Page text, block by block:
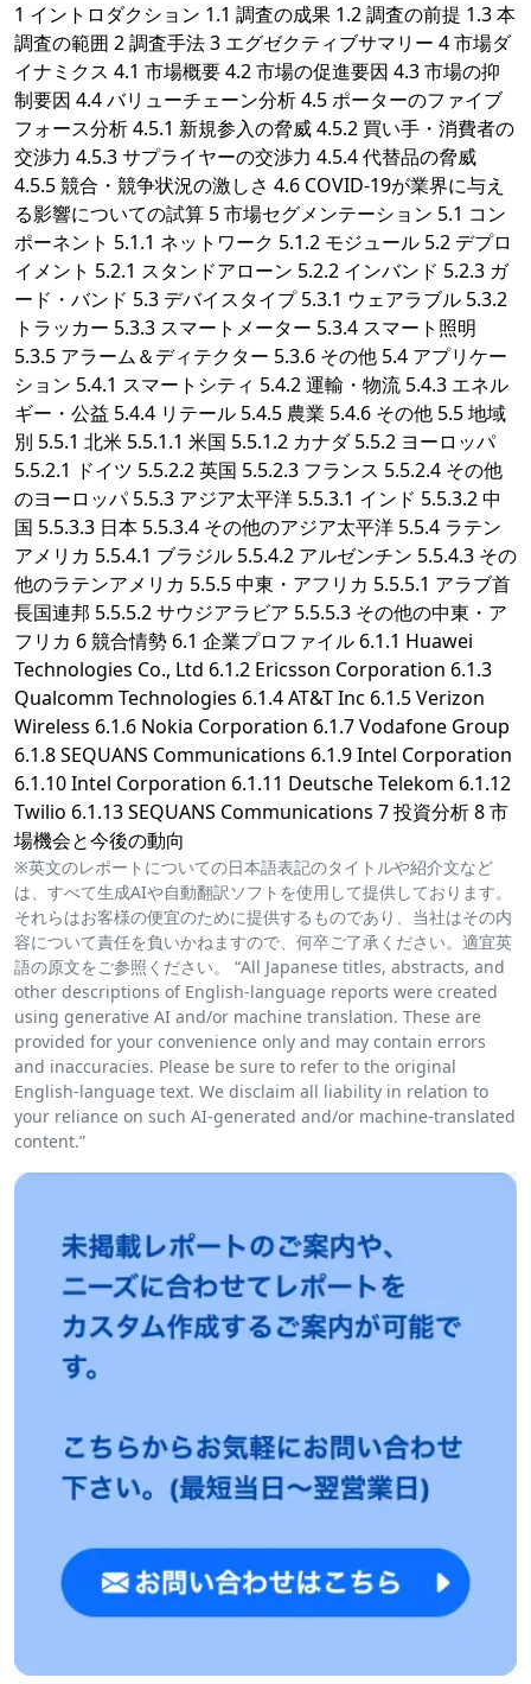
1 イントロダクション 1.1 調査の成果 1.2 調査の前提 1.3 本
調査の範囲 2 調査手法 3 エグゼクティブサマリー 4 市場ダ
イナミクス 4.1 市場概要 4.2 市場の促進要因 4.3 市場の抑
制要因 4.4 バリューチェーン分析 4.5 ポーターのファイブ
フォース分析 4.5.1 新規参入の脅威 4.5.2 買い手・消費者の
交渉力 4.5.3 サプライヤーの交渉力 4.5.4 代替品の脅威
4.5.5 競合・競争状況の激しさ 4.6 COVID-19が業界に与え
る影響についての試算 5 市場セグメンテーション 5.1 コン
ポーネント 5.1.1 ネットワーク 5.1.2 モジュール 5.2 デプロ
イメント 5.2.1 スタンドアローン 5.2.2 インバンド 5.2.3 ガ
ード・バンド 5.3 デバイスタイプ 5.3.1 ウェアラブル 5.3.2
トラッカー 5.3.3 スマートメーター 5.3.4 スマート照明
5.3.5 アラーム＆ディテクター 5.3.6 その他 5.4 アプリケー
ション 5.4.1 スマートシティ 5.4.2 運輸・物流 5.4.3 エネル
ギー・公益 5.4.4 リテール 5.4.5 農業 5.4.6 その他 5.5 地域
別 5.5.1 北米 5.5.1.1 米国 5.5.1.2 カナダ 5.5.2 ヨーロッパ
5.5.2.1 ドイツ 5.5.2.2 英国 5.5.2.3 フランス 5.5.2.4 その他
のヨーロッパ 5.5.3 アジア太平洋 5.5.3.1 インド 5.5.3.2 中
国 5.5.3.3 日本 5.5.3.4 その他のアジア太平洋 5.5.4 ラテン
アメリカ 5.5.4.1 ブラジル 5.5.4.2 アルゼンチン 5.5.4.3 その
他のラテンアメリカ 5.5.5 中東・アフリカ 5.5.5.1 アラブ首
長国連邦 5.5.5.2 サウジアラビア 5.5.5.3 その他の中東・ア
フリカ 6 競合情勢 6.1 企業プロファイル 6.1.1 Huawei
Technologies Co., Ltd 6.1.2 Ericsson Corporation 6.1.3
Qualcomm Technologies 6.1.4 AT&T Inc 6.1.5 Verizon
Wireless 6.1.6 Nokia Corporation 6.1.7 Vodafone Group
6.1.8 SEQUANS Communications 6.1.9 Intel Corporation
6.1.10 Intel Corporation 6.1.11 Deutsche Telekom 6.1.12
Twilio 6.1.13 SEQUANS Communications 7 投資分析 8 市
場機会と今後の動向
※英文のレポートについての日本語表記のタイトルや紹介文など
は、すべて生成AIや自動翻訳ソフトを使用して提供しております。
それらはお客様の便宜のために提供するものであり、当社はその内
容について責任を負いかねますので、何卒ご了承ください。適宜英
語の原文をご参照ください。 “All Japanese titles, abstracts, and
other descriptions of English-language reports were created
using generative AI and/or machine translation. These are
provided for your convenience only and may contain errors
and inaccuracies. Please be sure to refer to the original
English-language text. We disclaim all liability in relation to
your reliance on such AI-generated and/or machine-translated
content.”